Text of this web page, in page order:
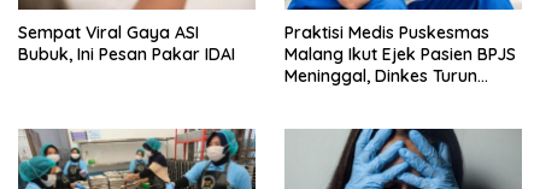
Sempat Viral Gaya ASI
Bubuk, Ini Pesan Pakar IDAI
Praktisi Medis Puskesmas
Malang Ikut Ejek Pasien BPJS
Meninggal, Dinkes Turun